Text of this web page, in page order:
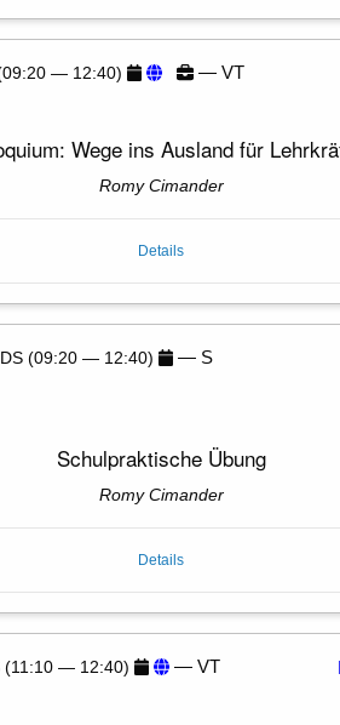
— 12:40) — VT
Wege ins Ausland für
Romy Cimander
Details
(09:20 — 12:40) — S
Schulpraktische Übung
Romy Cimander
Details
(11:10 — 12:40) — VT